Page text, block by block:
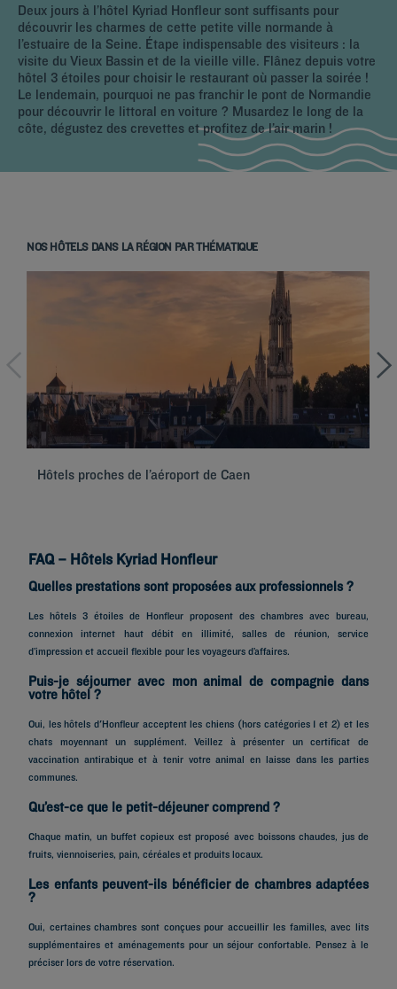
Deux jours à l’hôtel Kyriad Honfleur sont suffisants pour
découvrir les charmes de cette petite ville normande à
l’estuaire de la Seine. Étape indispensable des visiteurs : la
visite du Vieux Bassin et de la vieille ville. Flânez depuis votre
hôtel 3 étoiles pour choisir le restaurant où passer la soirée !
Le lendemain, pourquoi ne pas franchir le pont de Normandie
pour découvrir le littoral en voiture ? Musardez le long de la
côte, dégustez des crevettes et profitez de l’air marin !
NOS HÔTELS DANS LA RÉGION PAR THÉMATIQUE
Hôtels proches de l’aéroport de Caen
FAQ – Hôtels Kyriad Honfleur
Quelles prestations sont proposées aux professionnels ?
Les hôtels 3 étoiles de Honfleur proposent des chambres avec bureau,
connexion internet haut débit en illimité, salles de réunion, service
d’impression et accueil flexible pour les voyageurs d’affaires.
Puis-je séjourner avec mon animal de compagnie dans
votre hôtel ?
Oui, les hôtels d'Honfleur acceptent les chiens (hors catégories 1 et 2) et les
chats moyennant un supplément. Veillez à présenter un certificat de
vaccination antirabique et à tenir votre animal en laisse dans les parties
communes.
Qu’est-ce que le petit-déjeuner comprend ?
Chaque matin, un buffet copieux est proposé avec boissons chaudes, jus de
fruits, viennoiseries, pain, céréales et produits locaux.
Les enfants peuvent-ils bénéficier de chambres adaptées
?
Oui, certaines chambres sont conçues pour accueillir les familles, avec lits
supplémentaires et aménagements pour un séjour confortable. Pensez à le
préciser lors de votre réservation.
Hôtels à Marseille
Hôtels à Strasbourg
Hôtels à Bordeaux